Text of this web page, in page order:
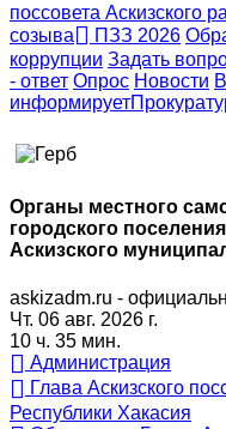
поссовета Аскизского
созыва
ПЗЗ 2026
коррупции Задать
- ответ Опрос Новости
информирует
Органы местного
городского
Аскизского
askizadm.ru -
Чт. 06 авг. 2026 г.
10 ч. 35 мин.
Администрация
Глава Аскизского
Республики Хакасия